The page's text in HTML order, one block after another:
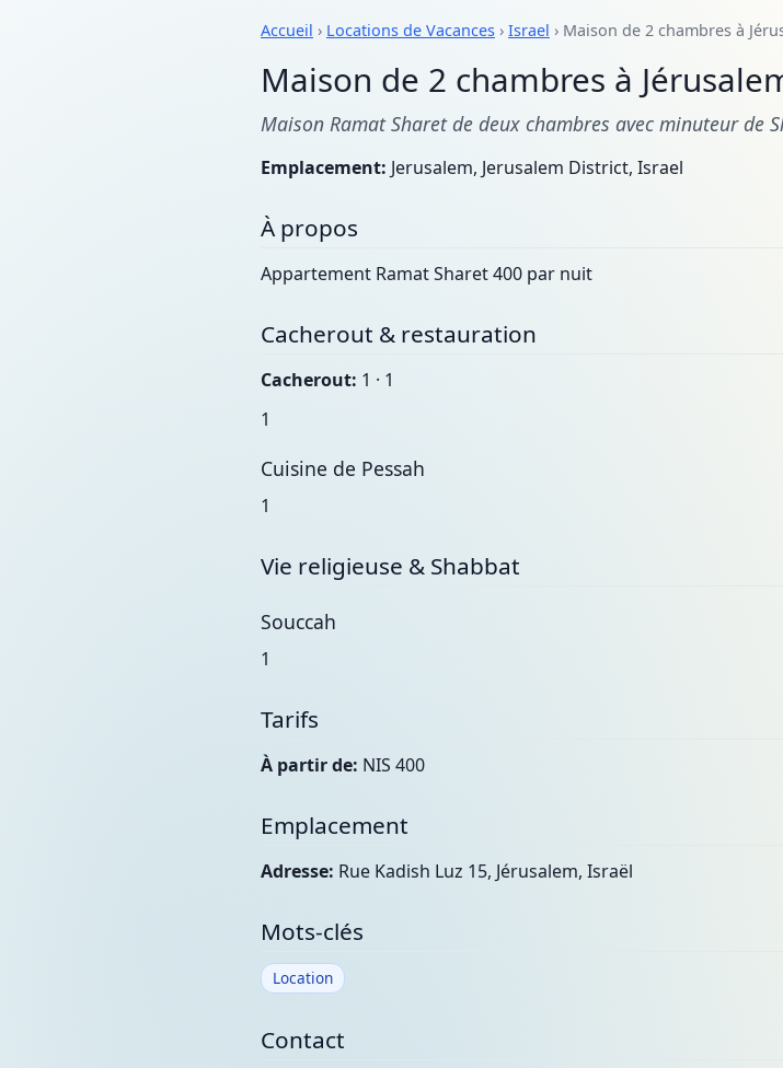
Accueil › Locations de Vacances › Israel › Maison de 2 chambres à
Maison de 2 chambres à
Maison Ramat Sharet de deux chambres avec minuteur de
Emplacement: Jerusalem, Jerusalem District, Israel
À propos
Appartement Ramat Sharet 400 par nuit
Cacherout & restauration
Cacherout: 1 · 1
1
Cuisine de Pessah
1
Vie religieuse & Shabbat
Souccah
1
Tarifs
À partir de: NIS 400
Emplacement
Adresse: Rue Kadish Luz 15, Jérusalem, Israël
Mots-clés
Location
Contact